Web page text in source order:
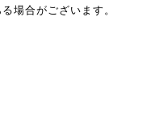
場合がございます。